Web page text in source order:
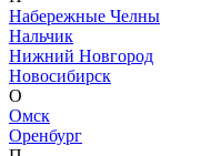
Набережные Челны
Нальчик
Нижний Новгород
Новосибирск
О
Омск
Оренбург